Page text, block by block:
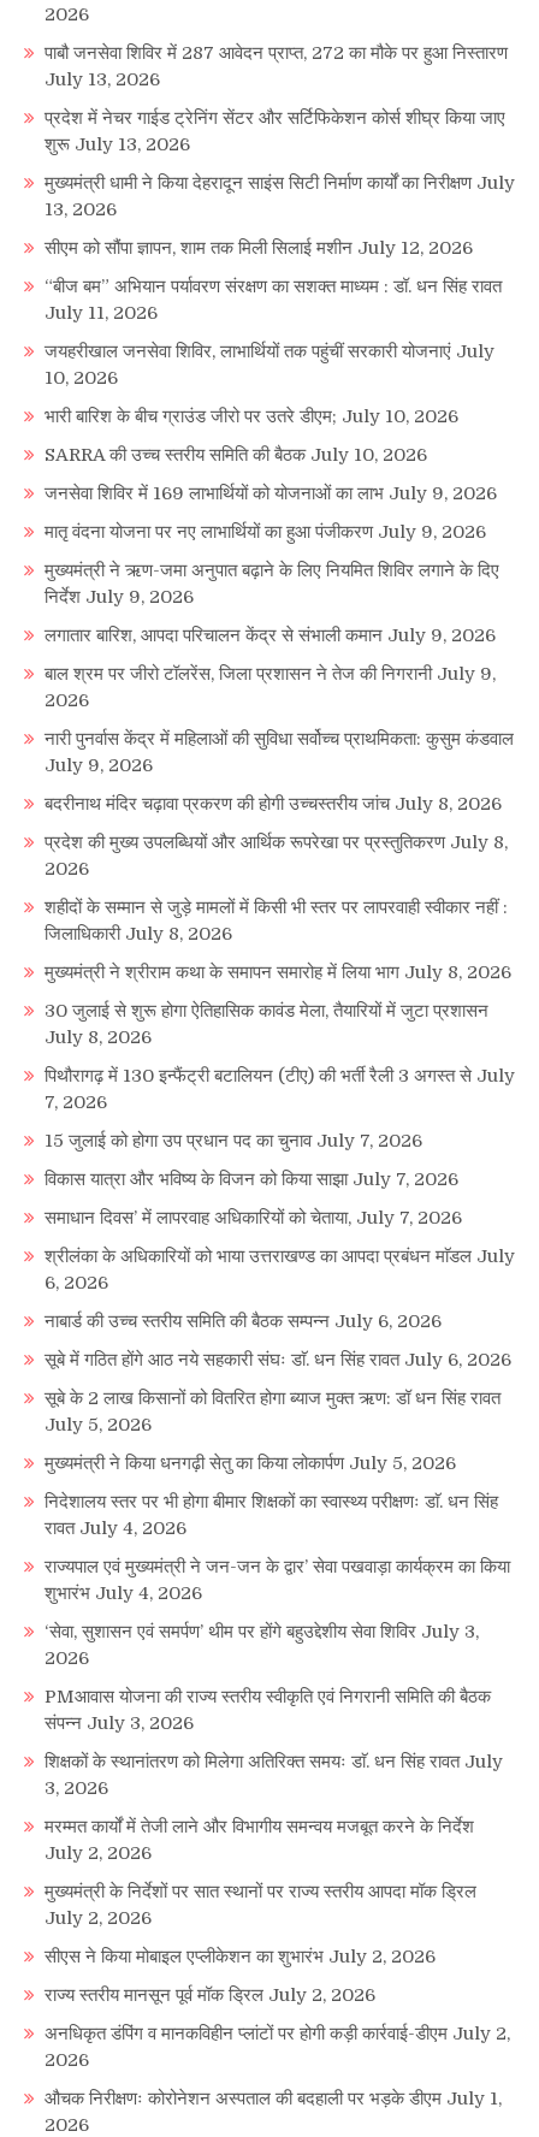
2026
पाबौ जनसेवा शिविर में 287 आवेदन प्राप्त, 272 का मौके पर हुआ निस्तारण
July 13, 2026
प्रदेश में नेचर गाईड ट्रेनिंग सेंटर और सर्टिफिकेशन कोर्स शीघ्र किया जाए
शुरू July 13, 2026
मुख्यमंत्री धामी ने किया देहरादून साइंस सिटी निर्माण कार्यों का निरीक्षण July
13, 2026
सीएम को सौंपा ज्ञापन, शाम तक मिली सिलाई मशीन July 12, 2026
“बीज बम” अभियान पर्यावरण संरक्षण का सशक्त माध्यम : डॉ. धन सिंह रावत
July 11, 2026
जयहरीखाल जनसेवा शिविर, लाभार्थियों तक पहुंचीं सरकारी योजनाएं July
10, 2026
भारी बारिश के बीच ग्राउंड जीरो पर उतरे डीएम; July 10, 2026
SARRA की उच्च स्तरीय समिति की बैठक July 10, 2026
जनसेवा शिविर में 169 लाभार्थियों को योजनाओं का लाभ July 9, 2026
मातृ वंदना योजना पर नए लाभार्थियों का हुआ पंजीकरण July 9, 2026
मुख्यमंत्री ने ऋण-जमा अनुपात बढ़ाने के लिए नियमित शिविर लगाने के दिए
निर्देश July 9, 2026
लगातार बारिश, आपदा परिचालन केंद्र से संभाली कमान July 9, 2026
बाल श्रम पर जीरो टॉलरेंस, जिला प्रशासन ने तेज की निगरानी July 9,
2026
नारी पुनर्वास केंद्र में महिलाओं की सुविधा सर्वोच्च प्राथमिकता: कुसुम कंडवाल
July 9, 2026
बदरीनाथ मंदिर चढ़ावा प्रकरण की होगी उच्चस्तरीय जांच July 8, 2026
प्रदेश की मुख्य उपलब्धियों और आर्थिक रूपरेखा पर प्रस्तुतिकरण July 8,
2026
शहीदों के सम्मान से जुड़े मामलों में किसी भी स्तर पर लापरवाही स्वीकार नहीं :
जिलाधिकारी July 8, 2026
मुख्यमंत्री ने श्रीराम कथा के समापन समारोह में लिया भाग July 8, 2026
30 जुलाई से शुरू होगा ऐतिहासिक कावंड मेला, तैयारियों में जुटा प्रशासन
July 8, 2026
पिथौरागढ़ में 130 इन्फैंट्री बटालियन (टीए) की भर्ती रैली 3 अगस्त से July
7, 2026
15 जुलाई को होगा उप प्रधान पद का चुनाव July 7, 2026
विकास यात्रा और भविष्य के विजन को किया साझा July 7, 2026
समाधान दिवस’ में लापरवाह अधिकारियों को चेताया, July 7, 2026
श्रीलंका के अधिकारियों को भाया उत्तराखण्ड का आपदा प्रबंधन माॅडल July
6, 2026
नाबार्ड की उच्च स्तरीय समिति की बैठक सम्पन्न July 6, 2026
सूबे में गठित होंगे आठ नये सहकारी संघः डाॅ. धन सिंह रावत July 6, 2026
सूबे के 2 लाख किसानों को वितरित होगा ब्याज मुक्त ऋण: डॉ धन सिंह रावत
July 5, 2026
मुख्यमंत्री ने किया धनगढ़ी सेतु का किया लोकार्पण July 5, 2026
निदेशालय स्तर पर भी होगा बीमार शिक्षकों का स्वास्थ्य परीक्षणः डाॅ. धन सिंह
रावत July 4, 2026
राज्यपाल एवं मुख्यमंत्री ने जन-जन के द्वार’ सेवा पखवाड़ा कार्यक्रम का किया
शुभारंभ July 4, 2026
‘सेवा, सुशासन एवं समर्पण’ थीम पर होंगे बहुउद्देशीय सेवा शिविर July 3,
2026
PMआवास योजना की राज्य स्तरीय स्वीकृति एवं निगरानी समिति की बैठक
संपन्न July 3, 2026
शिक्षकों के स्थानांतरण को मिलेगा अतिरिक्त समयः डाॅ. धन सिंह रावत July
3, 2026
मरम्मत कार्यों में तेजी लाने और विभागीय समन्वय मजबूत करने के निर्देश
July 2, 2026
मुख्यमंत्री के निर्देशों पर सात स्थानों पर राज्य स्तरीय आपदा मॉक ड्रिल
July 2, 2026
सीएस ने किया मोबाइल एप्लीकेशन का शुभारंभ July 2, 2026
राज्य स्तरीय मानसून पूर्व मॉक ड्रिल July 2, 2026
अनधिकृत डंपिंग व मानकविहीन प्लांटों पर होगी कड़ी कार्रवाई-डीएम July 2,
2026
औचक निरीक्षणः कोरोनेशन अस्पताल की बदहाली पर भड़के डीएम July 1,
2026